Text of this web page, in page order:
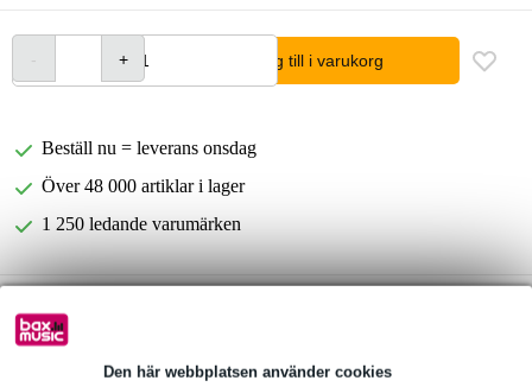
Den här webbplatsen använder cookies
lägg till i varukorg
Beställ nu = leverans onsdag
Över 48 000 artiklar i lager
1 250 ledande varumärken